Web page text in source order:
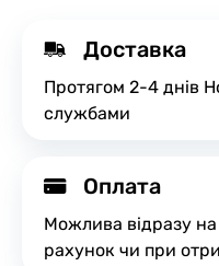
Доставка
Протягом 2-4 днів
службами
Оплата
Можлива відразу
рахунок чи при